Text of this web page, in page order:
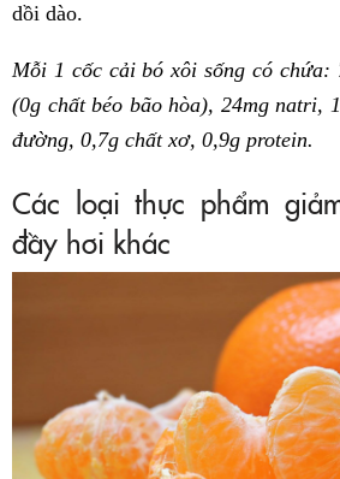
dồi dào.
Mỗi 1 cốc cải bó xôi sống có chứa:
(0g chất béo bão hòa), 24mg natri,
đường, 0,7g chất xơ, 0,9g protein.
Các loại thực phẩm
đầy hơi khác